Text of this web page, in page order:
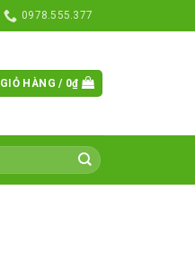
0978.555.377
GIỎ HÀNG / 0₫